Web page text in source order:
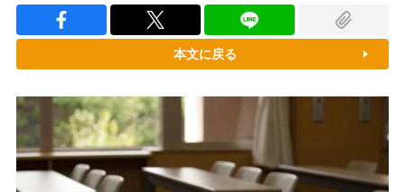
本文に戻る